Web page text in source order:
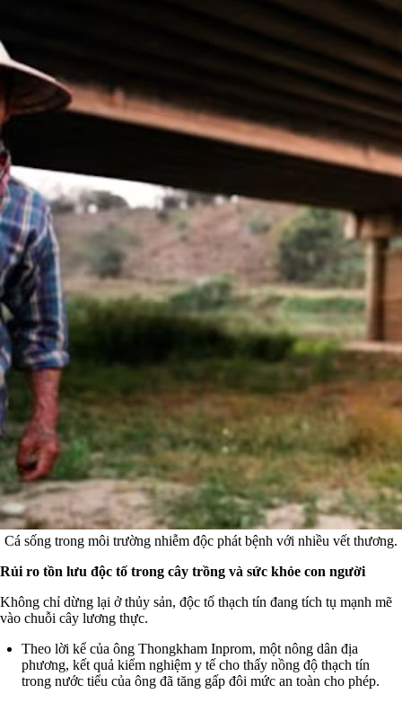
Cá sống trong môi trường nhiễm độc phát bệnh với nhiều vết thương.
Rủi ro tồn lưu độc tố trong cây trồng và sức khỏe con người
Không chỉ dừng lại ở thủy sản, độc tố thạch tín đang tích tụ mạnh mẽ
vào chuỗi cây lương thực.
Theo lời kể của ông Thongkham Inprom, một nông dân địa
phương, kết quả kiểm nghiệm y tế cho thấy nồng độ thạch tín
trong nước tiểu của ông đã tăng gấp đôi mức an toàn cho phép.